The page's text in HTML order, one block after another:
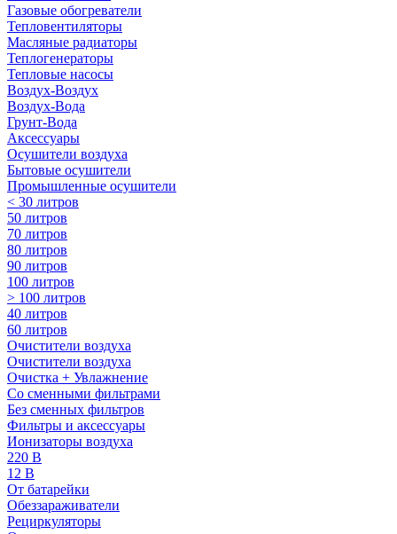
Газовые обогреватели
Тепловентиляторы
Масляные радиаторы
Теплогенераторы
Тепловые насосы
Воздух-Воздух
Воздух-Вода
Грунт-Вода
Аксессуары
Осушители воздуха
Бытовые осушители
Промышленные осушители
< 30 литров
50 литров
70 литров
80 литров
90 литров
100 литров
> 100 литров
40 литров
60 литров
Очистители воздуха
Очистители воздуха
Очистка + Увлажнение
Cо сменными фильтрами
Без сменных фильтров
Фильтры и аксессуары
Ионизаторы воздуха
220 В
12 В
От батарейки
Обеззараживатели
Рециркуляторы